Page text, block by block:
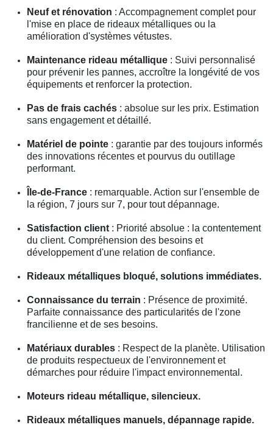
Neuf et rénovation : Accompagnement complet pour
l'mise en place de rideaux métalliques ou la
amélioration d'systèmes vétustes.
Maintenance rideau métallique : Suivi personnalisé
pour prévenir les pannes, accroître la longévité de vos
équipements et renforcer la protection.
Pas de frais cachés : absolue sur les prix. Estimation
sans engagement et détaillé.
Matériel de pointe : garantie par des toujours informés
des innovations récentes et pourvus du outillage
performant.
Île-de-France : remarquable. Action sur l'ensemble de
la région, 7 jours sur 7, pour tout dépannage.
Satisfaction client : Priorité absolue : la contentement
du client. Compréhension des besoins et
développement d'une relation de confiance.
Rideaux métalliques bloqué, solutions immédiates.
Connaissance du terrain : Présence de proximité.
Parfaite connaissance des particularités de l'zone
francilienne et de ses besoins.
Matériaux durables : Respect de la planète. Utilisation
de produits respectueux de l'environnement et
démarches pour réduire l'impact environnemental.
Moteurs rideau métallique, silencieux.
Rideaux métalliques manuels, dépannage rapide.